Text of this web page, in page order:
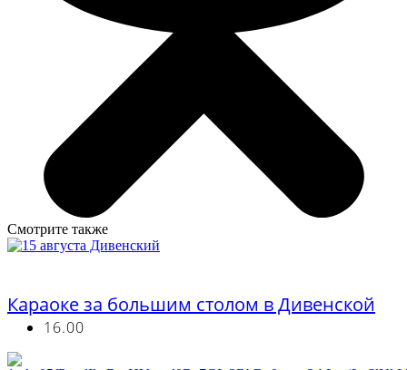
Смотрите также
Караоке за большим столом в Дивенской
16.00